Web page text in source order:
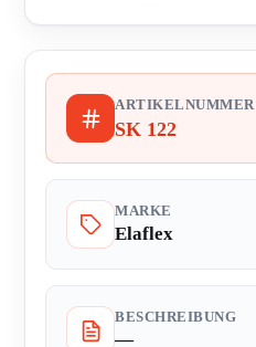
ARTIKELNUMMER
SK 122
MARKE
Elaflex
BESCHREIBUNG
—